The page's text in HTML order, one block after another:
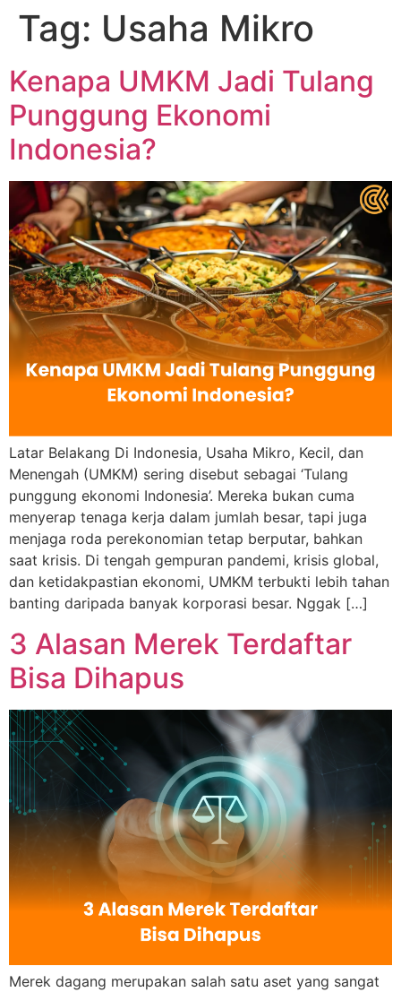
Tag: Usaha Mikro
Kenapa UMKM Jadi Tulang
Punggung Ekonomi
Indonesia?
Latar Belakang Di Indonesia, Usaha Mikro, Kecil, dan
Menengah (UMKM) sering disebut sebagai ‘Tulang
punggung ekonomi Indonesia’. Mereka bukan cuma
menyerap tenaga kerja dalam jumlah besar, tapi juga
menjaga roda perekonomian tetap berputar, bahkan
saat krisis. Di tengah gempuran pandemi, krisis global,
dan ketidakpastian ekonomi, UMKM terbukti lebih tahan
banting daripada banyak korporasi besar. Nggak […]
3 Alasan Merek Terdaftar
Bisa Dihapus
Merek dagang merupakan salah satu aset yang sangat